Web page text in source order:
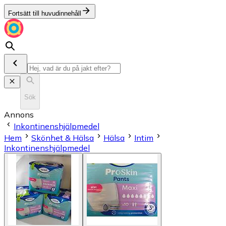
Fortsätt till huvudinnehåll
Sök
Annons
Inkontinenshjälpmedel
Hem
Skönhet & Hälsa Hälsa
Intim
Inkontinenshjälpmedel